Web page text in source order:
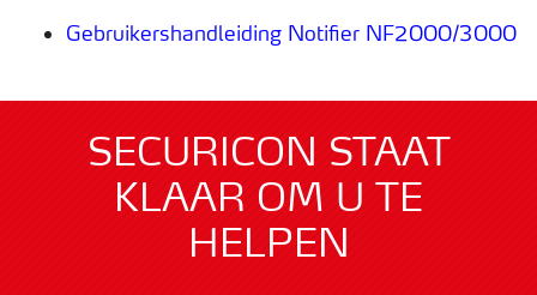
Gebruikershandleiding Notifier NF2000/3000
SECURICON STAAT
KLAAR OM U TE
HELPEN